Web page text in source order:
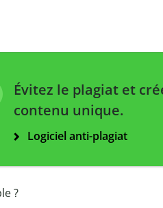
Évitez le plagiat et
contenu unique.
Logiciel anti-plagiat
?